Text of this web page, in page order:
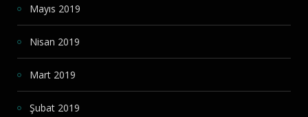
Mayıs 2019
Nisan 2019
Mart 2019
Şubat 2019